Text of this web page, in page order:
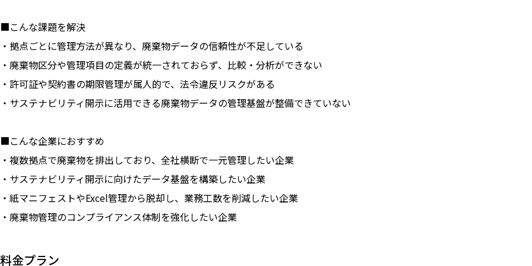
■こんな課題を解決
・拠点ごとに管理方法が異なり、廃棄物データの信頼性が不足している
・廃棄物区分や管理項目の定義が統一されておらず、比較・分析ができない
・許可証や契約書の期限管理が属人的で、法令違反リスクがある
・サステナビリティ開示に活用できる廃棄物データの管理基盤が整備できていない
■こんな企業におすすめ
・複数拠点で廃棄物を排出しており、全社横断で一元管理したい企業
・サステナビリティ開示に向けたデータ基盤を構築したい企業
・紙マニフェストやExcel管理から脱却し、業務工数を削減したい企業
・廃棄物管理のコンプライアンス体制を強化したい企業
料金プラン